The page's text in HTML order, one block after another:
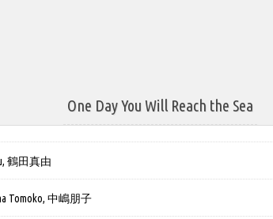
One Day You Will Reach the Sea
鶴田真由
Tomoko, 中嶋朋子